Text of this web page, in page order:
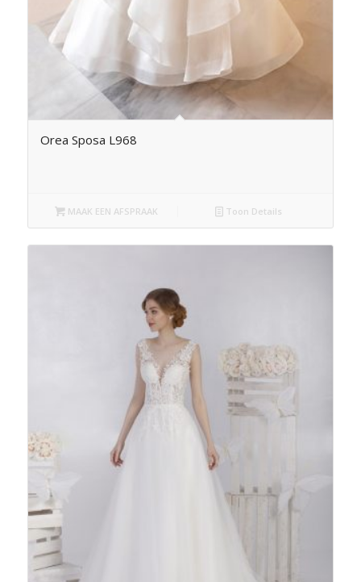
Orea Sposa L968
MAAK EEN AFSPRAAK Toon Details